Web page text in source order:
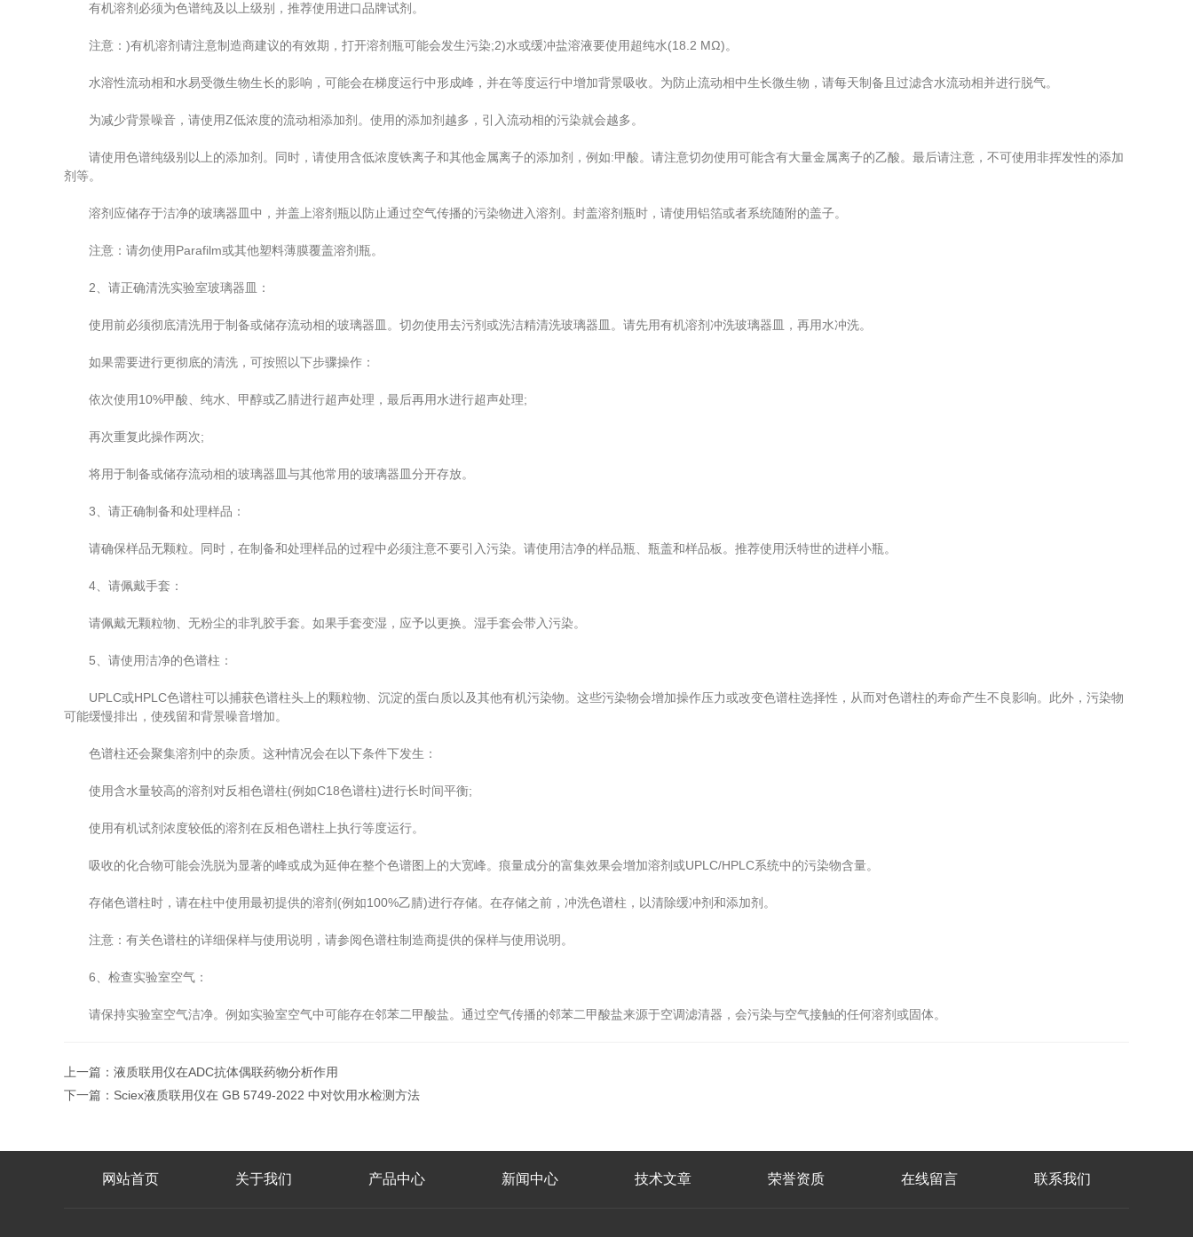
有机溶剂必须为色谱纯及以上级别，推荐使用进口品牌试剂。
注意：)有机溶剂请注意制造商建议的有效期，打开溶剂瓶可能会发生污染;2)水或缓冲盐溶液要使用超纯水(18.2 MΩ)。
水溶性流动相和水易受微生物生长的影响，可能会在梯度运行中形成峰，并在等度运行中增加背景吸收。为防止流动相中生长微生物，请每天制备且过滤含水流动相并进行脱气。
为减少背景噪音，请使用Z低浓度的流动相添加剂。使用的添加剂越多，引入流动相的污染就会越多。
请使用色谱纯级别以上的添加剂。同时，请使用含低浓度铁离子和其他金属离子的添加剂，例如:甲酸。请注意切勿使用可能含有大量金属离子的乙酸。最后请注意，不可使用非挥发性的添加
剂等。
溶剂应储存于洁净的玻璃器皿中，并盖上溶剂瓶以防止通过空气传播的污染物进入溶剂。封盖溶剂瓶时，请使用铝箔或者系统随附的盖子。
注意：请勿使用Parafilm或其他塑料薄膜覆盖溶剂瓶。
2、请正确清洗实验室玻璃器皿：
使用前必须彻底清洗用于制备或储存流动相的玻璃器皿。切勿使用去污剂或洗洁精清洗玻璃器皿。请先用有机溶剂冲洗玻璃器皿，再用水冲洗。
如果需要进行更彻底的清洗，可按照以下步骤操作：
依次使用10%甲酸、纯水、甲醇或乙腈进行超声处理，最后再用水进行超声处理;
再次重复此操作两次;
将用于制备或储存流动相的玻璃器皿与其他常用的玻璃器皿分开存放。
3、请正确制备和处理样品：
请确保样品无颗粒。同时，在制备和处理样品的过程中必须注意不要引入污染。请使用洁净的样品瓶、瓶盖和样品板。推荐使用沃特世的进样小瓶。
4、请佩戴手套：
请佩戴无颗粒物、无粉尘的非乳胶手套。如果手套变湿，应予以更换。湿手套会带入污染。
5、请使用洁净的色谱柱：
UPLC或HPLC色谱柱可以捕获色谱柱头上的颗粒物、沉淀的蛋白质以及其他有机污染物。这些污染物会增加操作压力或改变色谱柱选择性，从而对色谱柱的寿命产生不良影响。此外，污染物
可能缓慢排出，使残留和背景噪音增加。
色谱柱还会聚集溶剂中的杂质。这种情况会在以下条件下发生：
使用含水量较高的溶剂对反相色谱柱(例如C18色谱柱)进行长时间平衡;
使用有机试剂浓度较低的溶剂在反相色谱柱上执行等度运行。
吸收的化合物可能会洗脱为显著的峰或成为延伸在整个色谱图上的大宽峰。痕量成分的富集效果会增加溶剂或UPLC/HPLC系统中的污染物含量。
存储色谱柱时，请在柱中使用最初提供的溶剂(例如100%乙腈)进行存储。在存储之前，冲洗色谱柱，以清除缓冲剂和添加剂。
注意：有关色谱柱的详细保样与使用说明，请参阅色谱柱制造商提供的保样与使用说明。
6、检查实验室空气：
请保持实验室空气洁净。例如实验室空气中可能存在邻苯二甲酸盐。通过空气传播的邻苯二甲酸盐来源于空调滤清器，会污染与空气接触的任何溶剂或固体。
上一篇： 液质联用仪在ADC抗体偶联药物分析作用
下一篇： Sciex液质联用仪在 GB 5749-2022 中对饮用水检测方法
网站首页 关于我们 产品中心 新闻中心 技术文章 荣誉资质 在线留言 联系我们